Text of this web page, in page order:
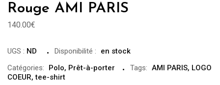
Rouge AMI PARIS
140.00€
UGS : ND Disponibilité :
en stock
Catégories:
Polo, Prêt-à-porter Tags: AMI PARIS, LOGO
COEUR,tee-shirt